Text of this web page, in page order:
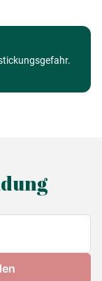
(500 bis